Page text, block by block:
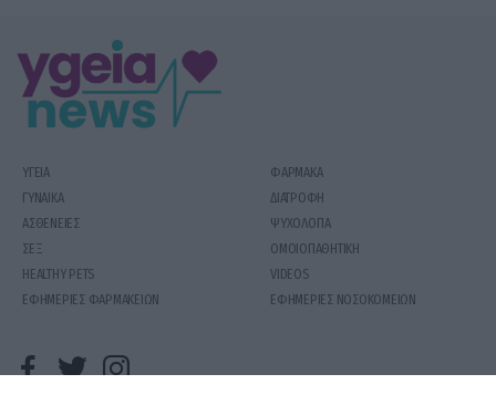
ΥΓΕΙΑ
ΦΑΡΜΑΚΑ
ΓΥΝΑΙΚΑ
ΔΙΑΤΡΟΦΗ
ΑΣΘΕΝΕΙΕΣ
ΨΥΧΟΛΟΓΙΑ
ΣΕΞ
ΟΜΟΙΟΠΑΘΗΤΙΚΗ
HEALTHY PETS
VIDEOS
ΕΦΗΜΕΡΙΕΣ ΦΑΡΜΑΚΕΙΩΝ
ΕΦΗΜΕΡΙΕΣ ΝΟΣΟΚΟΜΕΙΩΝ